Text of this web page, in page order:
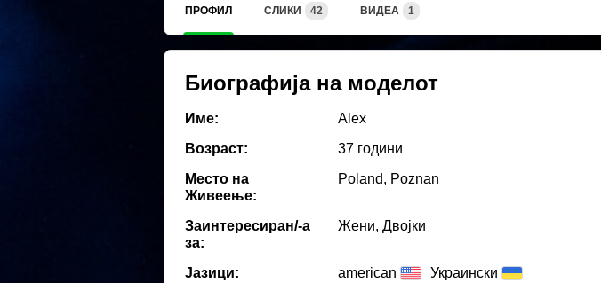
ПРОФИЛ СЛИКИ 42 ВИДЕА 1
Биографија на моделот
Име:
Alex
Возраст:
37 години
Место на
Живеење:
Poland, Poznan
Заинтересиран/-а
за:
Жени, Двојки
Јазици: american Украински